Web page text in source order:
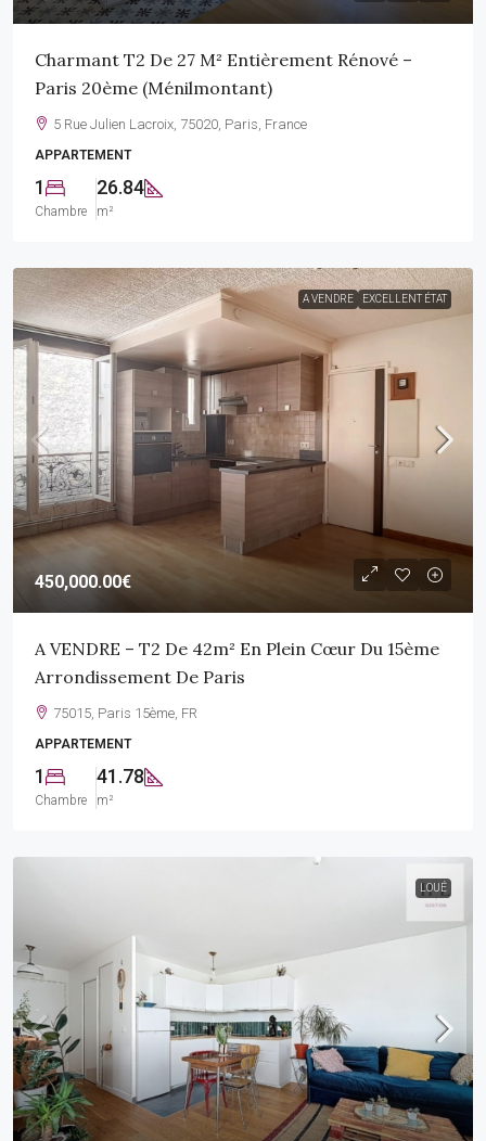
Charmant T2 De 27 M² Entièrement Rénové –
Paris 20ème (Ménilmontant)
5 Rue Julien Lacroix, 75020, Paris, France
APPARTEMENT
1
Chambre
26.84
m²
A VENDRE EXCELLENT ÉTAT
450,000.00€
A VENDRE – T2 De 42m² En Plein Cœur Du 15ème
Arrondissement De Paris
75015, Paris 15ème, FR
APPARTEMENT
1
Chambre
41.78
m²
LOUÉ